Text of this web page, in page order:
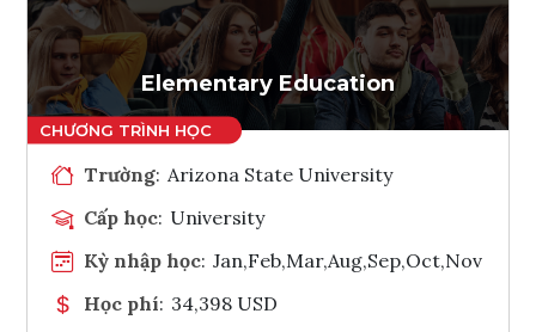
Tham vấn Interlink
Elementary Education
Trường: Arizona State University
Cấp học: University
Kỳ nhập học: Jan,Feb,Mar,Aug,Sep,Oct,Nov
Học phí: 34,398 USD